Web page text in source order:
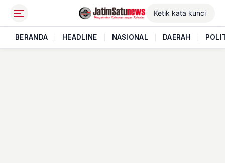
BERANDA HEADLINE NASIONAL DAERAH